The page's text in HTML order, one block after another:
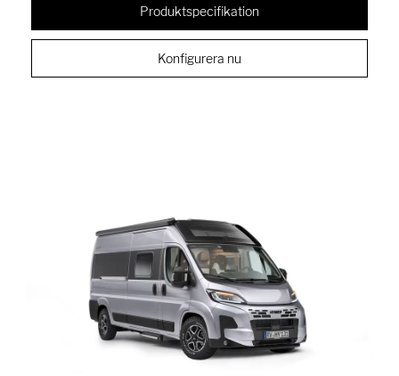
Produktspecifikation
Konfigurera nu